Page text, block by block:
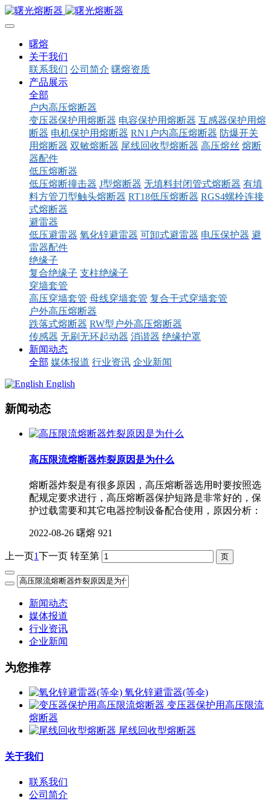
曙熔
关于我们
联系我们 公司简介 曙熔资质
产品展示
全部
户内高压熔断器
变压器保护用熔断器 电容保护用熔断器 互感器保护用熔
断器 电机保护用熔断器 RN1户内高压熔断器 防爆开关
用熔断器 双敏熔断器 尾线回收型熔断器 高压熔丝 熔断
器配件
低压熔断器
低压熔断撞击器 J型熔断器 无填料封闭管式熔断器 有填
料方管刀型触头熔断器 RT18低压熔断器 RGS4螺栓连接
式熔断器
避雷器
低压避雷器 氧化锌避雷器 可卸式避雷器 电压保护器 避
雷器配件
绝缘子
复合绝缘子 支柱绝缘子
穿墙套管
高压穿墙套管 母线穿墙套管 复合干式穿墙套管
户外高压熔断器
跌落式熔断器 RW型户外高压熔断器
传感器 无刷无环起动器 消谐器 绝缘护罩
新闻动态
全部 媒体报道 行业资讯 企业新闻
English
新闻动态
高压限流熔断器炸裂原因是为什么
熔断器炸裂是有很多原因，高压熔断器选用时要按照选
配规定要求进行，高压熔断器保护短路是非常好的，保
护过载需要和其它电器控制设备配合使用，原因分析：
2022-08-26 曙熔 921
上一页1下一页 转至第
新闻动态
媒体报道
行业资讯
企业新闻
为您推荐
氧化锌避雷器(等伞)
变压器保护用高压限流
熔断器
尾线回收型熔断器
关于我们
联系我们
公司简介